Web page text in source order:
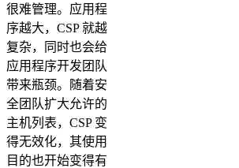
很难管理。应用程
序越大，CSP 就越
复杂，同时也会给
应用程序开发团队
带来瓶颈。随着安
全团队扩大允许的
主机列表，CSP 变
得无效化，其使用
目的也开始变得有